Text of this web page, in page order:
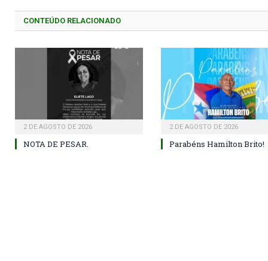
CONTEÚDO RELACIONADO
2 DE AGOSTO DE 2026
NOTA DE PESAR.
2 DE AGOSTO DE 2026
Parabéns Hamilton Brito!